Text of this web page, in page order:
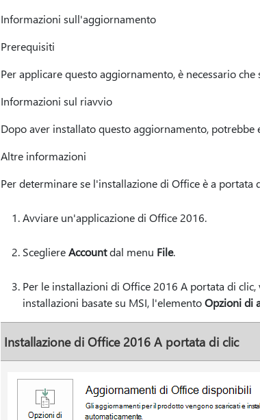
Informazioni sull'aggiornamento
Prerequisiti
Per applicare questo aggiornamento, è necessario
Informazioni sul riavvio
Dopo aver installato questo aggiornamento, potrebbe
Altre informazioni
Per determinare se l'installazione di Office è a portata
Avviare un'applicazione di Office 2016.
ScegliereAccountdal menu File.
Per le installazioni di Office 2016 A portata di
installazioni basate su MSI, l'elementoOpzioni di
Installazione di Office 2016 A portata di clic